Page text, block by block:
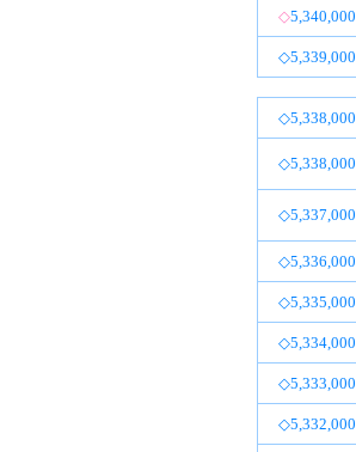
◇5,340,000
◇5,339,000
◇5,338,000
◇5,338,000
◇5,337,000
◇5,336,000
◇5,335,000
◇5,334,000
◇5,333,000
◇5,332,000